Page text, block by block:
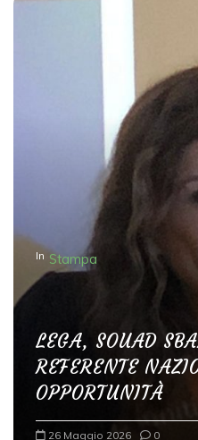
In Stampa
LEGA, SOUAD
REFERENTE
OPPORTUNITÀ
26 Maggio 2026 0